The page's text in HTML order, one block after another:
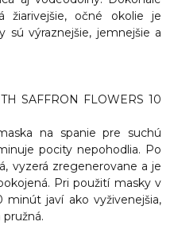
žiarivejšie, očné okolie je
sú výraznejšie, jemnejšie a
SAFFRON FLOWERS 10
na spanie pre suchú
pocity nepohodlia. Po
vyzerá zregenerovane a je
Pri použití masky v
minút javí ako vyživenejšia,